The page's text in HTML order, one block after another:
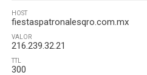
HOST
fiestaspatronalesqro.com.mx
VALOR
216.239.32.21
TTL
300